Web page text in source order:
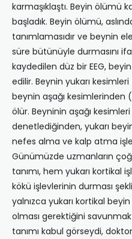
karmaşıklaştı. Beyin ölümü
başladık. Beyin ölümü,
tanımlamasıdır ve beynin
süre bütünüyle durmasını
kaydedi­len düz bir EEG,
edilir. Beynin yukarı
beynin aşağı
ölür. Beyninin aşağı
denetlediğinden, yukarı
nefes alma ve kalp atma
Günümüzde uzmanların
tanımı, hem yukarı kortikal
kökü işlevlerinin durması
yalnızca yukarı kortikal
olması gerektiğini
tanımı kabul görseydi,